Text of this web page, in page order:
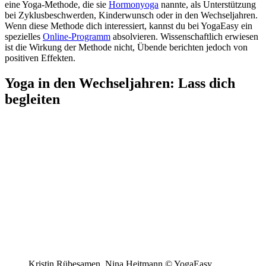
eine Yoga-Methode, die sie Hormonyoga nannte, als Unterstützung
bei Zyklusbeschwerden, Kinderwunsch oder in den Wechseljahren.
Wenn diese Methode dich interessiert, kannst du bei YogaEasy ein
spezielles Online-Programm absolvieren. Wissenschaftlich erwiesen
ist die Wirkung der Methode nicht, Übende berichten jedoch von
positiven Effekten.
Yoga in den Wechseljahren: Lass dich
begleiten
Kristin Rübesamen, Nina Heitmann © YogaEasy